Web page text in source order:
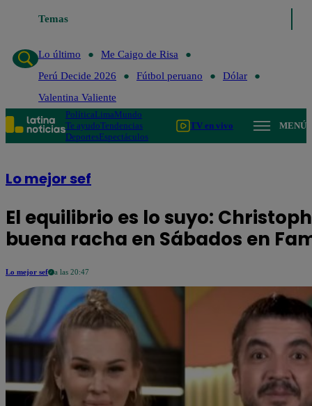
Temas
Lo último
Me Caigo de Risa
Perú Decide 2026
Fútbol peruano
Dólar
Valentina Valiente
PolíticaLimaMundo
Te ayudoTendencias
DeportesEspectáculos
TV en vivo MENÚ
Lo mejor sef
El equilibrio es lo suyo:
buena racha en Sábados en
Lo mejor sef a las 20:47